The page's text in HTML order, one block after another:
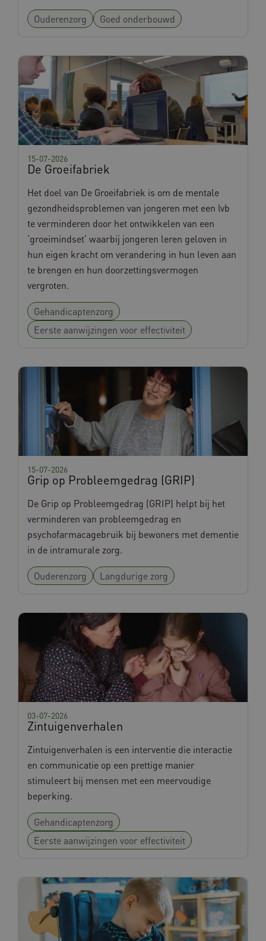
Ouderenzorg Goed onderbouwd
De Groeifabriek
15-07-2026
Het doel van De Groeifabriek is om de mentale
gezondheidsproblemen van jongeren met een lvb
te verminderen door het ontwikkelen van een
‘groeimindset’ waarbij jongeren leren geloven in
hun eigen kracht om verandering in hun leven aan
te brengen en hun doorzettingsvermogen
vergroten.
Gehandicaptenzorg
Eerste aanwijzingen voor effectiviteit
Grip op Probleemgedrag (GRIP)
15-07-2026
De Grip op Probleemgedrag (GRIP) helpt bij het
verminderen van probleemgedrag en
psychofarmacagebruik bij bewoners met dementie
in de intramurale zorg.
Ouderenzorg Langdurige zorg
Zintuigenverhalen
03-07-2026
Zintuigenverhalen is een interventie die interactie
en communicatie op een prettige manier
stimuleert bij mensen met een meervoudige
beperking.
Gehandicaptenzorg
Eerste aanwijzingen voor effectiviteit